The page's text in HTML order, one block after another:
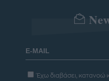
Έχω διαβάσει, κατανοώ